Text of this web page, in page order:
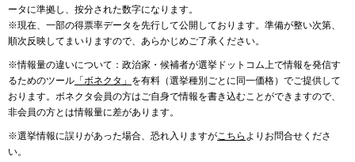
ータに準拠し、按分された数字になります。
※現在、一部の得票率データを先行して公開しております。準備が整い次第、
順次反映してまいりますので、あらかじめご了承ください。
※情報量の違いについて：政治家・候補者が選挙ドットコム上で情報を発信す
るためのツール 「ボネクタ」 を有料（選挙種別ごとに同一価格）でご提供して
おります。ボネクタ会員の方はご自身で情報を書き込むことができますので、
非会員の方とは情報量に差があります。
※選挙情報に誤りがあった場合、恐れ入りますがこちら よりお問合せくださ
い。